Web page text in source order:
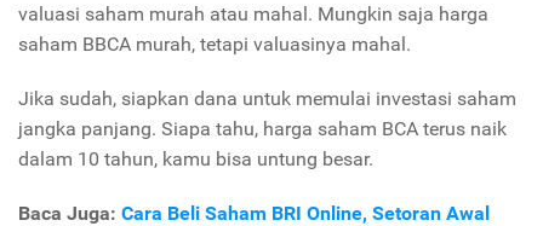
valuasi saham murah atau mahal. Mungkin saja harga
saham BBCA murah, tetapi valuasinya mahal.
Jika sudah, siapkan dana untuk memulai investasi saham
jangka panjang. Siapa tahu, harga saham BCA terus naik
dalam 10 tahun, kamu bisa untung besar.
Baca Juga: Cara Beli Saham BRI Online, Setoran Awal